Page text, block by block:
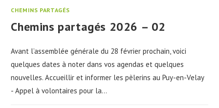
CHEMINS PARTAGÉS
Chemins partagés 2026 – 02
Avant l’assemblée générale du 28 février prochain, voici
quelques dates à noter dans vos agendas et quelques
nouvelles. Accueillir et informer les pèlerins au Puy-en-Velay
- Appel à volontaires pour la…